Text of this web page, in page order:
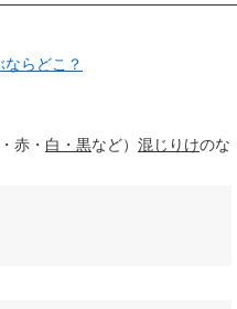
らどこ？
赤・ 白・黒など） 混じりけのな